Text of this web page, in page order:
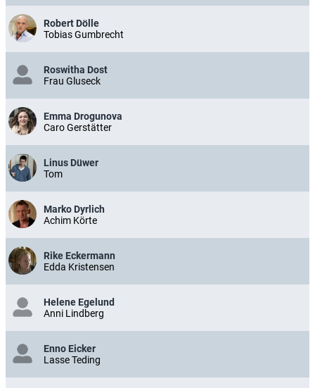
Robert Dölle
Tobias Gumbrecht
Roswitha Dost
Frau Gluseck
Emma Drogunova
Caro Gerstätter
Linus Düwer
Tom
Marko Dyrlich
Achim Körte
Rike Eckermann
Edda Kristensen
Helene Egelund
Anni Lindberg
Enno Eicker
Lasse Teding